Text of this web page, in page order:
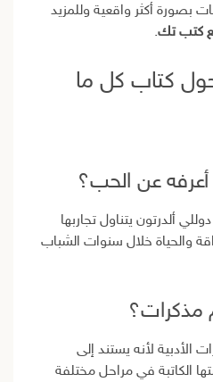
بصورة أكثر واقعية وللمزيد
كتب تك.
حول كتاب كل ما
عن الحب؟
ألدرتون يتناول تجاربها
والحياة خلال سنوات الشباب
مذكرات؟
لأنه يستند إلى
الكاتبة في مراحل مختلفة